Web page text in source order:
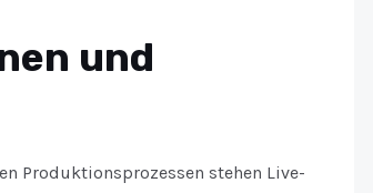
und
Produktionsprozessen stehen Live-